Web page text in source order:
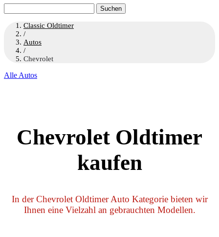
nach:
Classic Oldtimer
/
Autos
/
Chevrolet
Alle Autos
Chevrolet Oldtimer
kaufen
In der Chevrolet Oldtimer Auto Kategorie bieten wir
Ihnen eine Vielzahl an gebrauchten Modellen.